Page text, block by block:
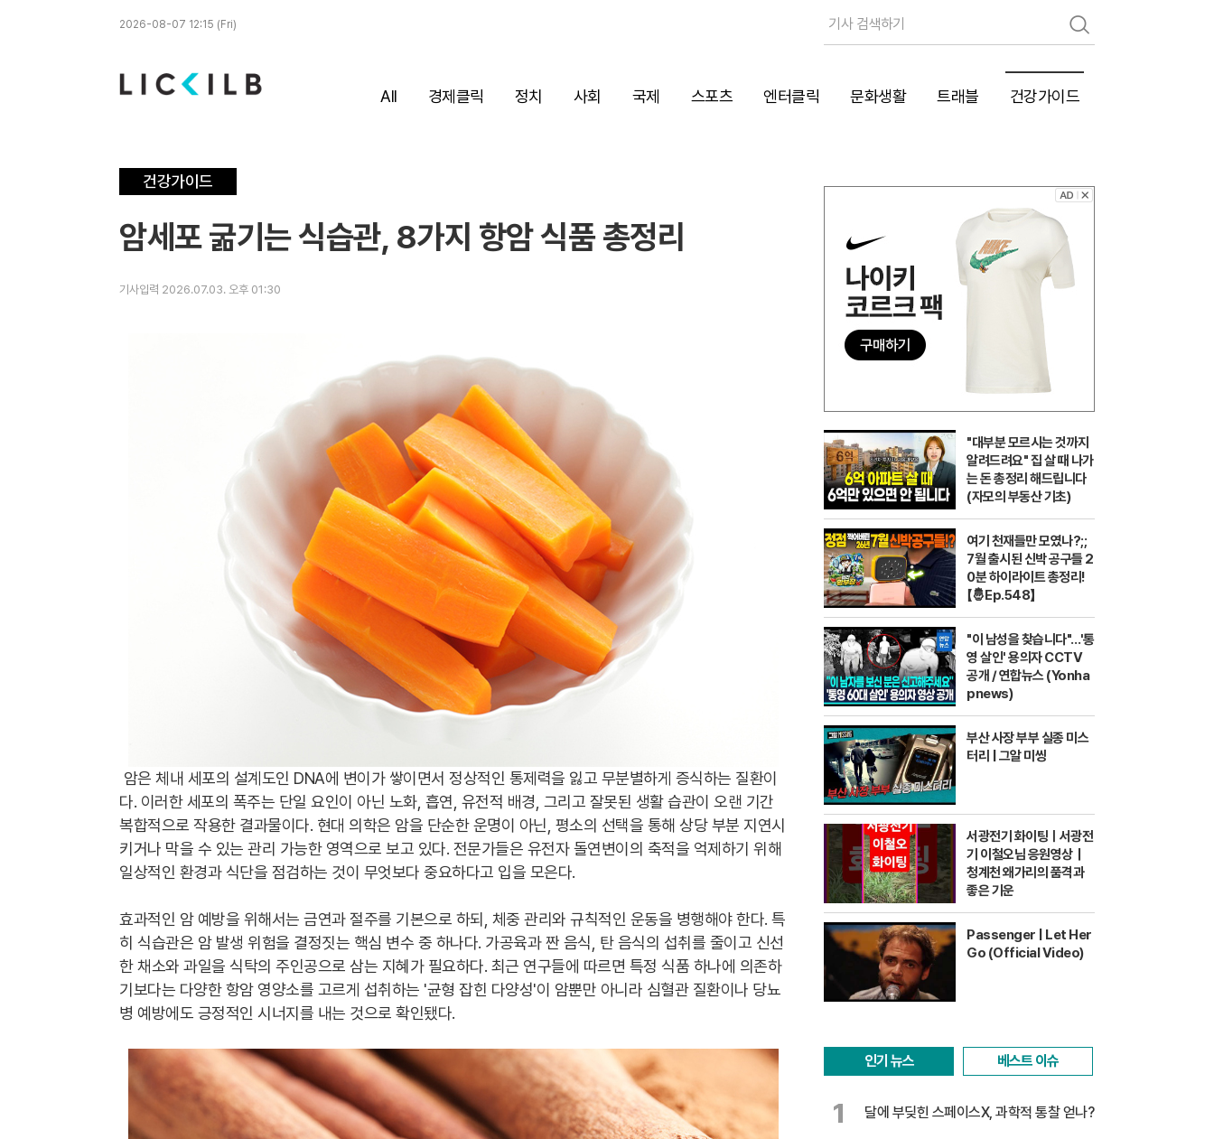
검
색
2026-08-07 12:15 (Fri)
All 경제클릭 정치 사회 국제 스포츠 엔터클릭 문화생활 트래블 건강가이드
건강가이드
암세포 굶기는 식습관, 8가지 항암 식품 총정리
기사입력 2026.07.03. 오후 01:30
암은 체내 세포의 설계도인 DNA에 변이가 쌓이면서 정상적인 통제력을 잃고 무분별하게 증식하는 질환이
다. 이러한 세포의 폭주는 단일 요인이 아닌 노화, 흡연, 유전적 배경, 그리고 잘못된 생활 습관이 오랜 기간
복합적으로 작용한 결과물이다. 현대 의학은 암을 단순한 운명이 아닌, 평소의 선택을 통해 상당 부분 지연시
키거나 막을 수 있는 관리 가능한 영역으로 보고 있다. 전문가들은 유전자 돌연변이의 축적을 억제하기 위해
일상적인 환경과 식단을 점검하는 것이 무엇보다 중요하다고 입을 모은다.
효과적인 암 예방을 위해서는 금연과 절주를 기본으로 하되, 체중 관리와 규칙적인 운동을 병행해야 한다. 특
히 식습관은 암 발생 위험을 결정짓는 핵심 변수 중 하나다. 가공육과 짠 음식, 탄 음식의 섭취를 줄이고 신선
한 채소와 과일을 식탁의 주인공으로 삼는 지혜가 필요하다. 최근 연구들에 따르면 특정 식품 하나에 의존하
기보다는 다양한 항암 영양소를 고르게 섭취하는 '균형 잡힌 다양성'이 암뿐만 아니라 심혈관 질환이나 당뇨
병 예방에도 긍정적인 시너지를 내는 것으로 확인됐다.
"대부분 모르시는 것까지
알려드려요" 집 살 때 나가
는 돈 총정리 해드립니다
(자모의 부동산 기초)
여기 천재들만 모였나?;;
7월 출시된 신박 공구들 2
0분 하이라이트 총정리!
【🤴Ep.548】
"이 남성을 찾습니다"…'통
영 살인' 용의자 CCTV
공개 / 연합뉴스 (Yonha
pnews)
부산 사장 부부 실종 미스
터리 | 그알 미씽
서광전기 화이팅ㅣ서광전
기 이철오님 응원영상｜
청계천 왜가리의 품격과
좋은 기운
Passenger | Let Her
Go (Official Video)
인기 뉴스 베스트 이슈
1 달에 부딪힌 스페이스X, 과학적 통찰 얻나?